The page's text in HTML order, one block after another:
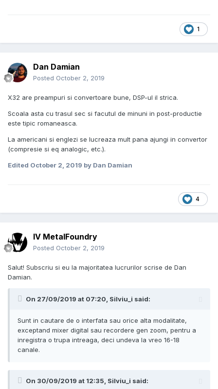
1
Dan Damian
Posted October 2, 2019
X32 are preampuri si convertoare bune, DSP-ul il strica.
Scoala asta cu trasul sec si facutul de minuni in post-productie
este tipic romaneasca.
La americani si englezi se lucreaza mult pana ajungi in convertor
(compresie si eq analogic, etc.).
Edited October 2, 2019 by Dan Damian
4
IV MetalFoundry
Posted October 2, 2019
Salut! Subscriu si eu la majoritatea lucrurilor scrise de Dan
Damian.
On 27/09/2019 at 07:20, Silviu_i said:
Sunt in cautare de o interfata sau orice alta modalitate,
exceptand mixer digital sau recordere gen zoom, pentru a
inregistra o trupa intreaga, deci undeva la vreo 16-18
canale.
On 30/09/2019 at 12:35, Silviu_i said: